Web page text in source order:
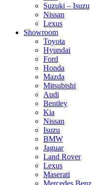
Suzuki – Isuzu
Nissan
Lexus
Showroom
Toyota
Hyundai
Ford
Honda
Mazda
Mitsubishi
Audi
Bentley
Kia
Nissan
Isuzu
BMW
Jaguar
Land Rover
Lexus
Maserati
Mercedes Benz